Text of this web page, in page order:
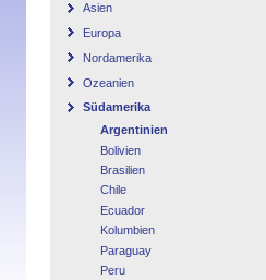
Asien
Europa
Nordamerika
Ozeanien
Südamerika
Argentinien
Bolivien
Brasilien
Chile
Ecuador
Kolumbien
Paraguay
Peru